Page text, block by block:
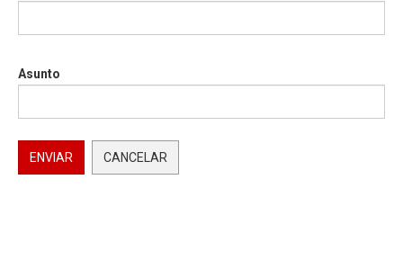
Asunto
ENVIAR CANCELAR